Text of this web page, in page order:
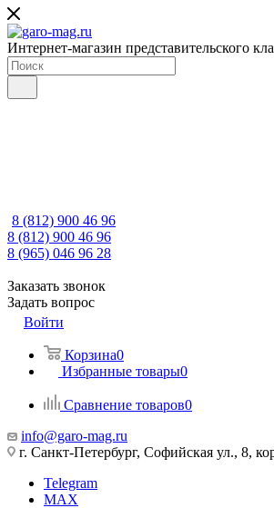
Интернет-магазин представительского
8 (812) 900 46 96
8 (812) 900 46 96
8 (965) 046 96 28
Заказать звонок
Задать вопрос
Войти
Корзина0
Избранные товары0
Сравнение товаров0
info@garo-mag.ru
г. Санкт-Петербург, Софийская ул., 8,
Telegram
MAX